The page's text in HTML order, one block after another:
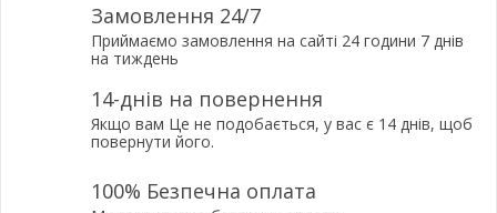
Замовлення 24/7
Приймаємо замовлення на сайті 24 години 7 днів
на тиждень
14-днів на повернення
Якщо вам Це не подобається, у вас є 14 днів, щоб
повернути його.
100% Безпечна оплата